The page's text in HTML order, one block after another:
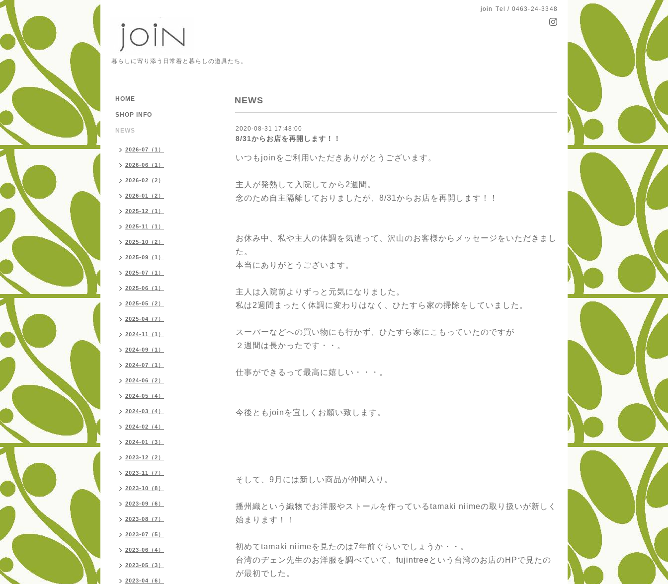
join Tel / 0463-24-3348
暮らしに寄り添う日常着と暮らしの道具たち。
NEWS
2020-08-31 17:48:00
8/31からお店を再開します！！
いつもjoinをご利用いただきありがとうございます。
主人が発熱して入院してから2週間。
念のため自主隔離しておりましたが、8/31からお店を再開します！！
お休み中、私や主人の体調を気遣って、沢山のお客様からメッセージをいただきまし
た。
本当にありがとうございます。
主人は入院前よりずっと元気になりました。
私は2週間まったく体調に変わりはなく、ひたすら家の掃除をしていました。
スーパーなどへの買い物にも行かず、ひたすら家にこもっていたのですが
２週間は長かったです・・。
仕事ができるって最高に嬉しい・・・。
今後ともjoinを宜しくお願い致します。
そして、9月には新しい商品が仲間入り。
播州織という織物でお洋服やストールを作っているtamaki niimeの取り扱いが新しく
始まります！！
初めてtamaki niimeを見たのは7年前ぐらいでしょうか・・。
台湾のヂェン先生のお洋服を調べていて、fujintreeという台湾のお店のHPで見たの
が最初でした。
HOME
SHOP INFO
NEWS
2026-07（1）
2026-06（1）
2026-02（2）
2026-01（2）
2025-12（1）
2025-11（1）
2025-10（2）
2025-09（1）
2025-07（1）
2025-06（1）
2025-05（2）
2025-04（7）
2024-11（1）
2024-09（1）
2024-07（1）
2024-06（2）
2024-05（4）
2024-03（4）
2024-02（4）
2024-01（3）
2023-12（2）
2023-11（7）
2023-10（8）
2023-09（6）
2023-08（7）
2023-07（5）
2023-06（4）
2023-05（3）
2023-04（6）